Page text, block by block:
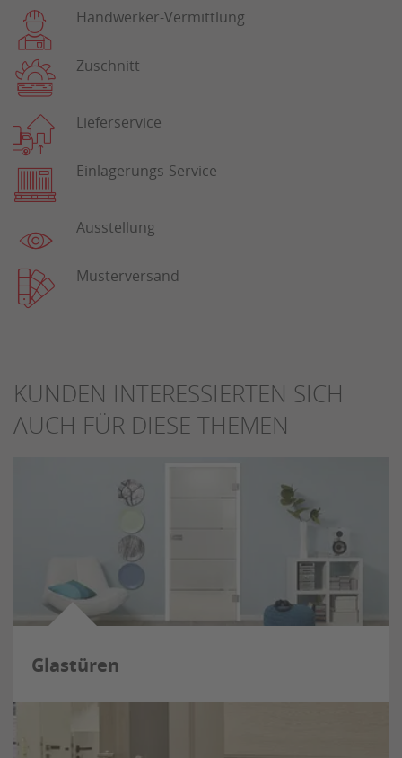
Handwerker-Vermittlung
Zuschnitt
Lieferservice
Einlagerungs-Service
Ausstellung
Musterversand
KUNDEN INTERESSIERTEN SICH
AUCH FÜR DIESE THEMEN
Glastüren